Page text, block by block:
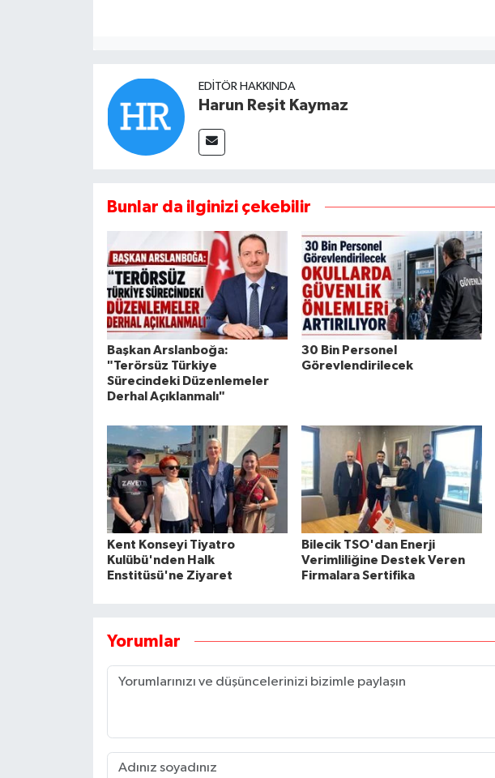
EDITÖR HAKKINDA
Harun Reşit Kaymaz
Bunlar da ilginizi çekebilir
Başkan Arslanboğa:
"Terörsüz Türkiye
Sürecindeki Düzenlemeler
Derhal Açıklanmalı"
30 Bin Personel
Görevlendirilecek
Kent Konseyi Tiyatro
Kulübü'nden Halk
Enstitüsü'ne Ziyaret
Bilecik TSO'dan Enerji
Verimliliğine Destek Veren
Firmalara Sertifika
Yorumlar